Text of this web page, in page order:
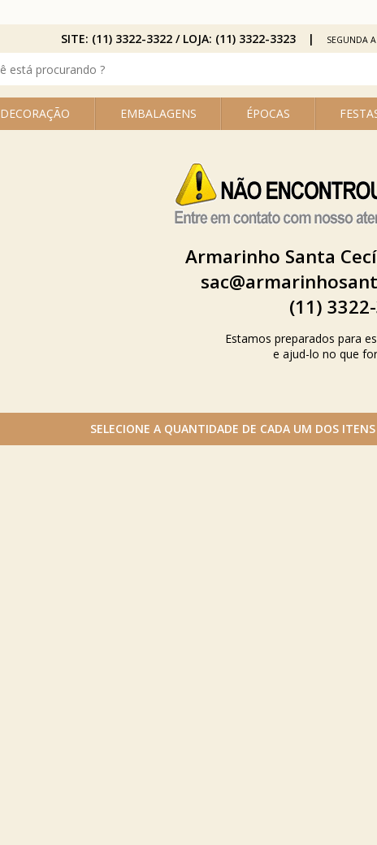
DECORAÇÃO EMBALAGENS ÉPOCAS
SITE: (11) 3322-3322 / LOJA: (11) 3322-3323 SEGUNDA
Armarinho Santa
(11)
Estamos preparados para
e ajud-lo no que